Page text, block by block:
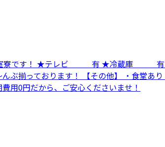
完全個室寮です！ ★テレビ 有 ★
ております！ 【その他】 ・食堂あり
用0円だから、ご安心くださいませ！